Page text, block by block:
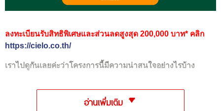
ลงทะเบียนรับสิทธิพิเศษและส่วนลดสูงสุด 200,000 บาท* คลิก
https://cielo.co.th/
เราไปดูกันเลยค่ะว่าโครงการนี้มีความน่าสนใจอย่างไรบ้าง
อ่านเพิ่มเติม